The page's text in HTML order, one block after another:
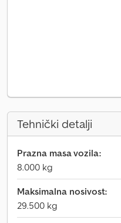
Tehnički detalji
Prazna masa vozila:
8.000 kg
Maksimalna nosivost:
29.500 kg